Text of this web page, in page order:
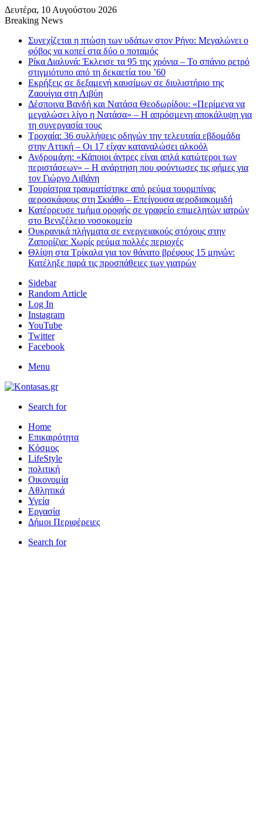
Δευτέρα, 10 Αυγούστου 2026
Breaking News
Συνεχίζεται η πτώση των υδάτων στον Ρήνο: Μεγαλώνει ο
φόβος να κοπεί στα δύο ο ποταμός
Ρίκα Διαλυνά: Έκλεισε τα 95 της χρόνια – Το σπάνιο ρετρό
στιγμιότυπο από τη δεκαετία του ’60
Εκρήξεις σε δεξαμενή καυσίμων σε διυλιστήριο της
Ζαουίγια στη Λιβύη
Δέσποινα Βανδή και Νατάσα Θεοδωρίδου: «Περίμενα να
μεγαλώσει λίγο η Νατάσα» – Η απρόσμενη αποκάλυψη για
τη συνεργασία τους
Τροχαία: 36 συλλήψεις οδηγών την τελευταία εβδομάδα
στην Αττική – Οι 17 είχαν καταναλώσει αλκοόλ
Ανδρομάχη: «Κάποιοι άντρες είναι απλά κατώτεροι των
περιστάσεων» – Η ανάρτηση που φούντωσες τις φήμες για
τον Γιώργο Λιβάνη
Τουρίστρια τραυματίστηκε από ρεύμα τουρμπίνας
αεροσκάφους στη Σκιάθο – Επείγουσα αεροδιακομιδή
Κατέρρευσε τμήμα οροφής σε γραφείο επιμελητών ιατρών
στο Βενιζέλειο νοσοκομείο
Ουκρανικά πλήγματα σε ενεργειακούς στόχους στην
Ζαπορίζια: Χωρίς ρεύμα πολλές περιοχές
Θλίψη στα Τρίκαλα για τον θάνατο βρέφους 15 μηνών:
Κατέληξε παρά τις προσπάθειες των γιατρών
Sidebar
Random Article
Log In
Instagram
YouTube
Twitter
Facebook
Menu
Search for
Home
Επικαιρότητα
Κόσμος
LifeStyle
πολιτική
Οικονομία
Αθλητικά
Υγεία
Εργασία
Δήμοι Περιφέρειες
Search for